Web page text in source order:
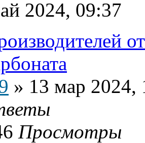
2024, 09:37
» 13 мар 2024,
Просмотры